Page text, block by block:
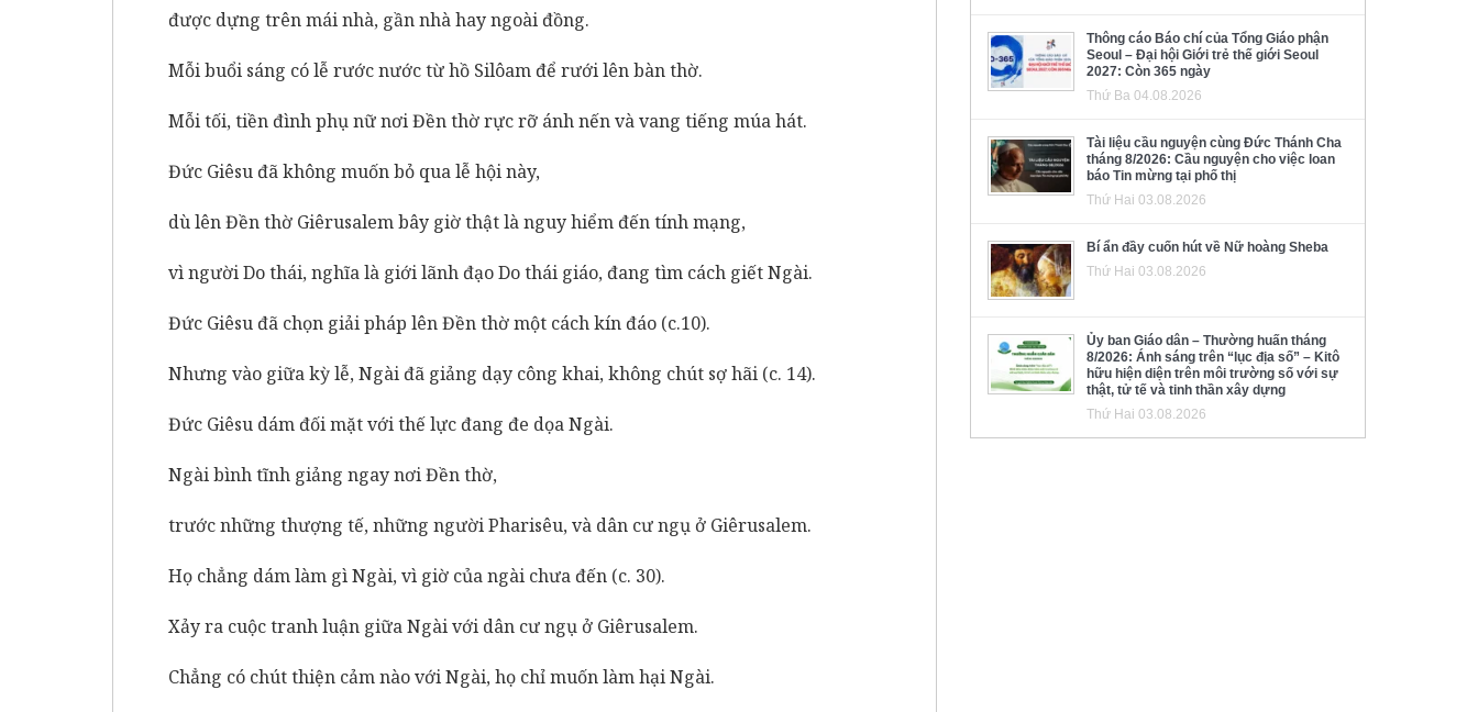
được dựng trên mái nhà, gần nhà hay ngoài đồng.
Mỗi buổi sáng có lễ rước nước từ hồ Silôam để rưới lên bàn thờ.
Mỗi tối, tiền đình phụ nữ nơi Đền thờ rực rỡ ánh nến và vang tiếng múa hát.
Đức Giêsu đã không muốn bỏ qua lễ hội này,
dù lên Đền thờ Giêrusalem bây giờ thật là nguy hiểm đến tính mạng,
vì người Do thái, nghĩa là giới lãnh đạo Do thái giáo, đang tìm cách giết Ngài.
Đức Giêsu đã chọn giải pháp lên Đền thờ một cách kín đáo (c.10).
Nhưng vào giữa kỳ lễ, Ngài đã giảng dạy công khai, không chút sợ hãi (c. 14).
Đức Giêsu dám đối mặt với thế lực đang đe dọa Ngài.
Ngài bình tĩnh giảng ngay nơi Đền thờ,
trước những thượng tế, những người Pharisêu, và dân cư ngụ ở Giêrusalem.
Họ chẳng dám làm gì Ngài, vì giờ của ngài chưa đến (c. 30).
Xảy ra cuộc tranh luận giữa Ngài với dân cư ngụ ở Giêrusalem.
Chẳng có chút thiện cảm nào với Ngài, họ chỉ muốn làm hại Ngài.
Thông cáo Báo chí của Tổng Giáo phận
Seoul – Đại hội Giới trẻ thế giới Seoul
2027: Còn 365 ngày
Thứ Ba 04.08.2026
Tài liệu cầu nguyện cùng Đức Thánh Cha
tháng 8/2026: Cầu nguyện cho việc loan
báo Tin mừng tại phố thị
Thứ Hai 03.08.2026
Bí ẩn đầy cuốn hút về Nữ hoàng Sheba
Thứ Hai 03.08.2026
Ủy ban Giáo dân – Thường huấn tháng
8/2026: Ánh sáng trên “lục địa số” – Kitô
hữu hiện diện trên môi trường số với sự
thật, tử tế và tinh thần xây dựng
Thứ Hai 03.08.2026